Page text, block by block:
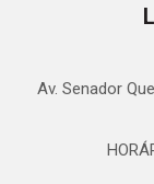
Av. Senador